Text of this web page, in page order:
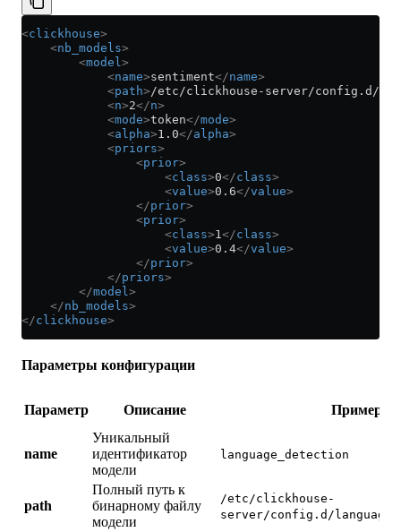
<clickhouse>
    <
nb_models>
        <
model >
            <
name>sentiment</name>
            <
path> /etc/clickhouse-server/config.d/
            <
n>2</n>
            <
mode>token</mode>
            <
alpha>1.0</alpha>
            <
priors>
                <
prior>
                    <
class>0</class>
                    <
value>0.6</value>
                </
prior>
                <
prior>
                    <
class>1 </class>
                    <
value>0.4</value>
                </
prior>
            </
priors>
        </
model >
    </
nb_models>
</clickhouse>
Параметры конфигурации
Параметр Описание Пример
name
Уникальный
идентификатор
модели
language_detection
path
Полный путь к
бинарному файлу
модели
/etc/clickhouse-
server/config.d/